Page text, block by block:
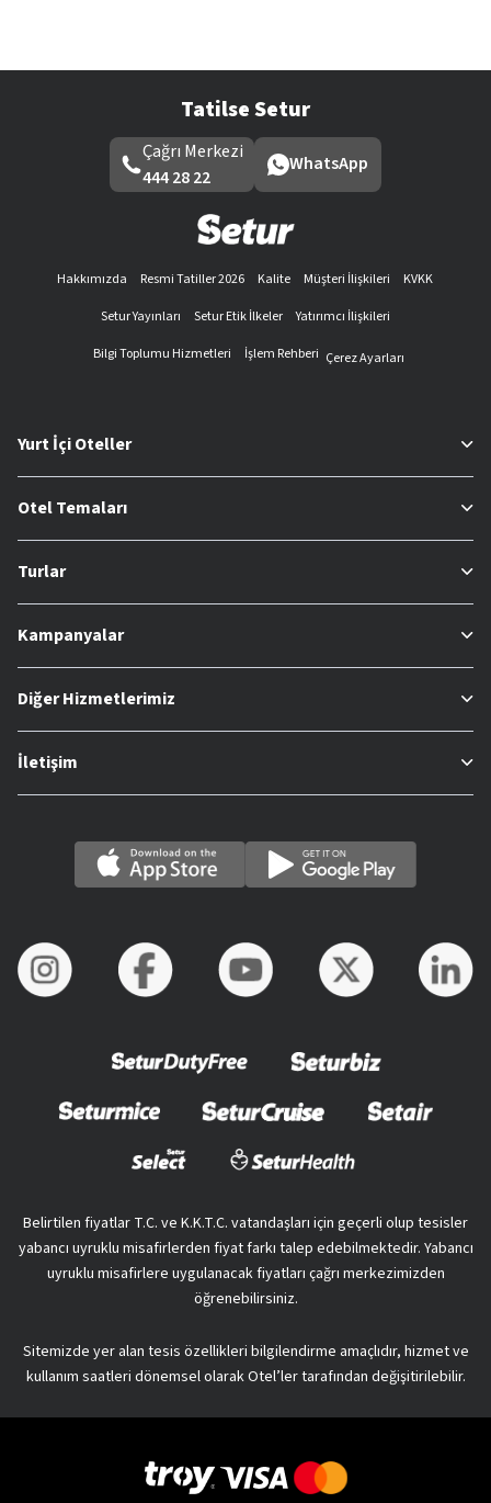
Tatilse Setur
Çağrı Merkezi
444 28 22
WhatsApp
Hakkımızda Resmi Tatiller 2026 Kalite Müşteri İlişkileri
KVKK
Setur Yayınları
Setur Etik İlkeler
Yatırımcı İlişkileri
Bilgi Toplumu Hizmetleri
İşlem Rehberi Çerez Ayarları
Yurt İçi Oteller
Otel Temaları
Turlar
Kampanyalar
Diğer Hizmetlerimiz
İletişim
Belirtilen fiyatlar T.C. ve K.K.T.C. vatandaşları için geçerli olup tesisler
yabancı uyruklu misafirlerden fiyat farkı talep edebilmektedir. Yabancı
uyruklu misafirlere uygulanacak fiyatları çağrı merkezimizden
öğrenebilirsiniz.
Sitemizde yer alan tesis özellikleri bilgilendirme amaçlıdır, hizmet ve
kullanım saatleri dönemsel olarak Otel’ler tarafından değişitirilebilir.